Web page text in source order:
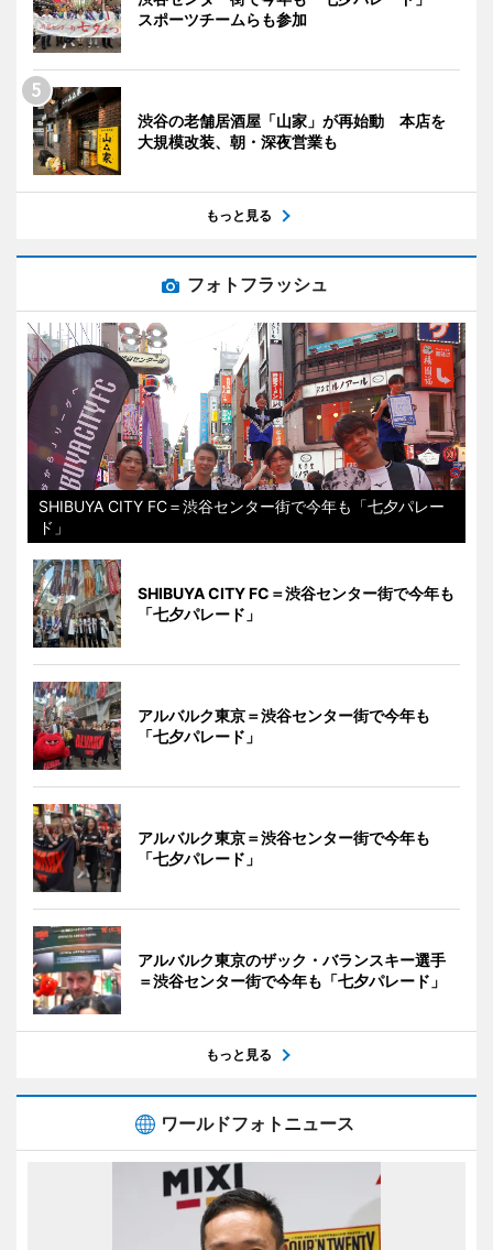
スポーツチームらも参加
渋谷の老舗居酒屋「山家」が再始動 本店を
大規模改装、朝・深夜営業も
もっと見る
フォトフラッシュ
SHIBUYA CITY FC＝渋谷センター街で今年も「七夕パレー
ド」
SHIBUYA CITY FC＝渋谷センター街で今年も
「七夕パレード」
アルバルク東京＝渋谷センター街で今年も
「七夕パレード」
アルバルク東京＝渋谷センター街で今年も
「七夕パレード」
アルバルク東京のザック・バランスキー選手
＝渋谷センター街で今年も「七夕パレード」
もっと見る
ワールドフォトニュース